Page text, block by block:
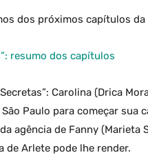
dos próximos capítulos da
resumo dos capítulos
Carolina (Drica
Paulo para começar sua
agência de Fanny (Marieta
de Arlete pode lhe render.